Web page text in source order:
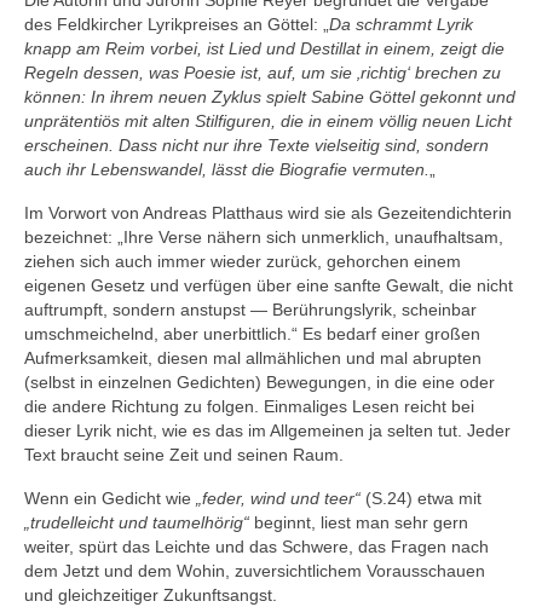
des Feldkircher Lyrikpreises an Göttel: „ Da schrammt Lyrik
knapp am Reim vorbei, ist Lied und Destillat in einem, zeigt die
Regeln dessen, was Poesie ist, auf, um sie ‚richtig‘ brechen zu
können: In ihrem neuen Zyklus spielt Sabine Göttel gekonnt und
unprätentiös mit alten Stilfiguren, die in einem völlig neuen Licht
erscheinen. Dass nicht nur ihre Texte vielseitig sind, sondern
auch ihr Lebenswandel, lässt die Biografie vermuten.
Im Vorwort von Andreas Platthaus wird sie als Gezeitendichterin
bezeichnet: „Ihre Verse nähern sich unmerklich, unaufhaltsam,
ziehen sich auch immer wieder zurück, gehorchen einem
eigenen Gesetz und verfügen über eine sanfte Gewalt, die nicht
auftrumpft, sondern anstupst — Berührungslyrik, scheinbar
umschmeichelnd, aber unerbittlich.“ Es bedarf einer großen
Aufmerksamkeit, diesen mal allmählichen und mal abrupten
(selbst in einzelnen Gedichten) Bewegungen, in die eine oder
die andere Richtung zu folgen. Einmaliges Lesen reicht bei
dieser Lyrik nicht, wie es das im Allgemeinen ja selten tut. Jeder
Text braucht seine Zeit und seinen Raum.
Wenn ein Gedicht wie „feder, wind und teer“ (S.24) etwa mit
„trudelleicht und taumelhörig“ beginnt, liest man sehr gern
weiter, spürt das Leichte und das Schwere, das Fragen nach
dem Jetzt und dem Wohin, zuversichtlichem Vorausschauen
und gleichzeitiger Zukunftsangst.